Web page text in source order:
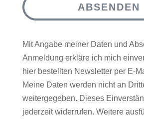
ABSENDEN
Mit Angabe meiner Daten und
Anmeldung erkläre ich mich
hier bestellten Newsletter per E-
Meine Daten werden nicht an
weitergegeben. Dieses
jederzeit widerrufen. Weitere